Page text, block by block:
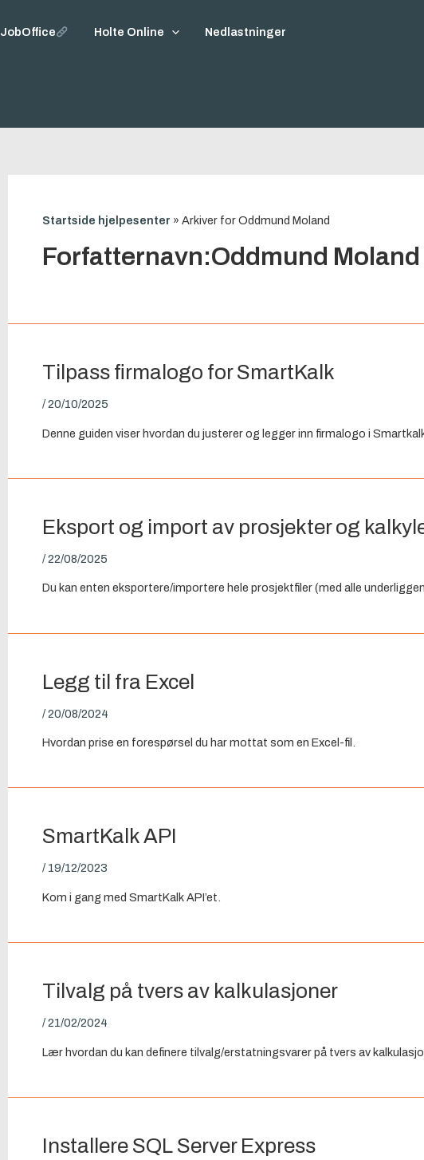
JobOffice Holte Online Nedlastninger
Startside hjelpesenter »Arkiver for Oddmund Moland
Forfatternavn:Oddmund Moland
Tilpass firmalogo for SmartKalk
/20/10/2025
Denne guiden viser hvordan du justerer og legger inn firmalogo i
Eksport og import av prosjekter og
/22/08/2025
Du kan enten eksportere/importere hele prosjektfiler (med alle
Legg til fra Excel
/20/08/2024
Hvordan prise en forespørsel du har mottat som en Excel-fil.
SmartKalk API
/ 19/12/2023
Kom i gang med SmartKalk API’et.
Tilvalg på tvers av kalkulasjoner
/21/02/2024
Lær hvordan du kan definere tilvalg/erstatningsvarer på tvers av
Installere SQL Server Express